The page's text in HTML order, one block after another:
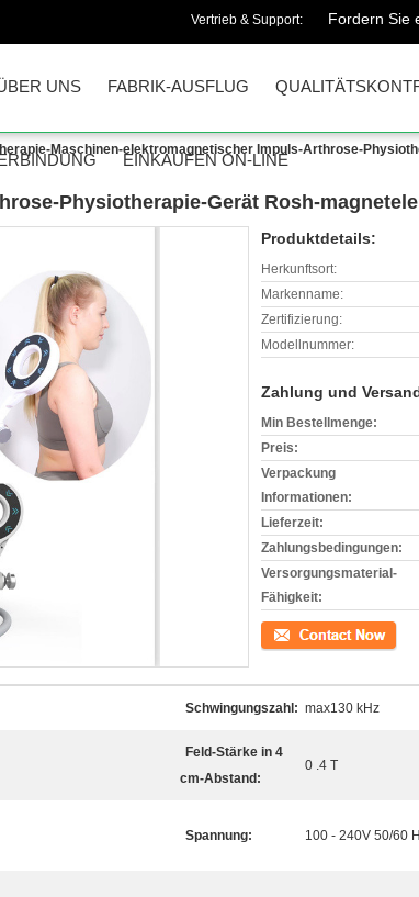
Vertrieb & Support: Fordern Sie
UNS FABRIK-AUSFLUG
EINKAUFEN ON-LINE
Maschinen-elektromagnetischer Impuls-Arthrose-
Physiotherapie-Gerät Rosh-
Produktdetails:
Herkunftsort:
Markenname:
Zertifizierung:
Modellnummer:
Zahlung und
Min Bestellmenge:
Preis:
Verpackung
Informationen:
Lieferzeit:
Zahlungsbedingungen:
Versorgungsmaterial-
Fähigkeit:
Kontakt
Schwingungszahl: max130 kHz
Feld-Stärke in 4
cm-Abstand:
0 .4 T
Spannung: 100 - 240V 50/60